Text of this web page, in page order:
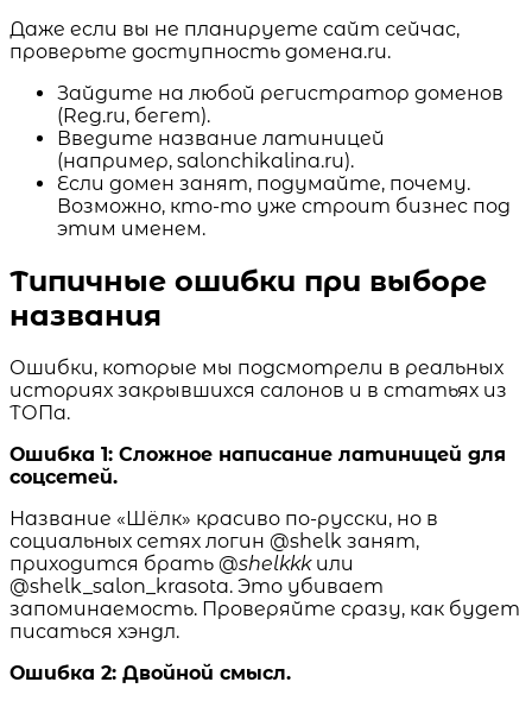
Даже если вы не планируете сайт сейчас,
проверьте доступность домена.ru.
Зайдите на любой регистратор доменов
(Reg.ru, бегет).
Введите название латиницей
(например, salonchikalina.ru).
Если домен занят, подумайте, почему.
Возможно, кто-то уже строит бизнес под
этим именем.
Типичные ошибки при выборе
названия
Ошибки, которые мы подсмотрели в реальных
историях закрывшихся салонов и в статьях из
ТОПа.
Ошибка 1: Сложное написание латиницей для
соцсетей.
Название «Шёлк» красиво по-русски, но в
социальных сетях логин @shelk занят,
приходится брать @shelkkkили
@shelk_salon_krasota. Это убивает
запоминаемость. Проверяйте сразу, как будет
писаться хэндл.
Ошибка 2: Двойной смысл.